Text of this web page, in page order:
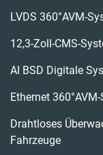
LVDS 360°AVM-
12,3-Zoll-CMS-
AI BSD Digitale
Ethernet
Drahtloses
Fahrzeuge